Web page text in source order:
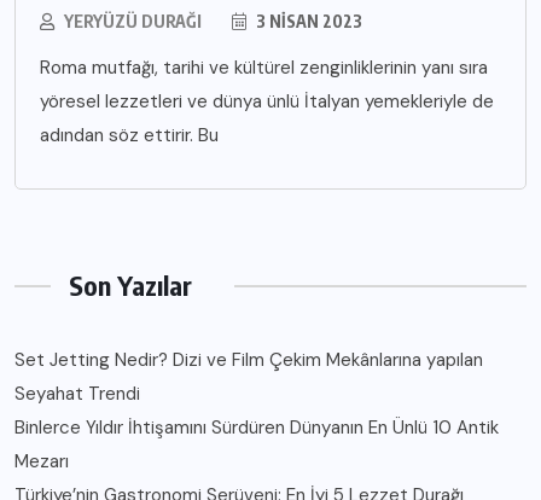
YERYÜZÜ DURAĞI 3 NISAN 2023
Roma mutfağı, tarihi ve kültürel zenginliklerinin yanı sıra
yöresel lezzetleri ve dünya ünlü İtalyan yemekleriyle de
adından söz ettirir. Bu
Son Yazılar
Set Jetting Nedir? Dizi ve Film Çekim Mekânlarına yapılan
Seyahat Trendi
Binlerce Yıldır İhtişamını Sürdüren Dünyanın En Ünlü 10 Antik
Mezarı